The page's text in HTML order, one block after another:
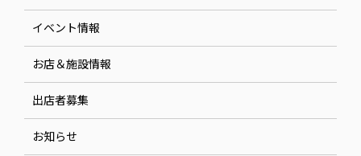
イベント情報
お店＆施設情報
出店者募集
お知らせ